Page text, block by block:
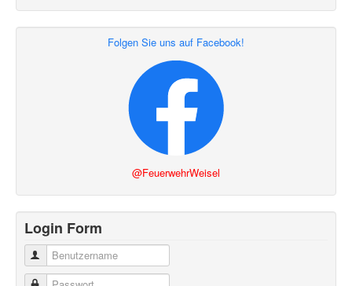
Folgen Sie uns auf Facebook!
@FeuerwehrWeisel
Login Form
Benutzername